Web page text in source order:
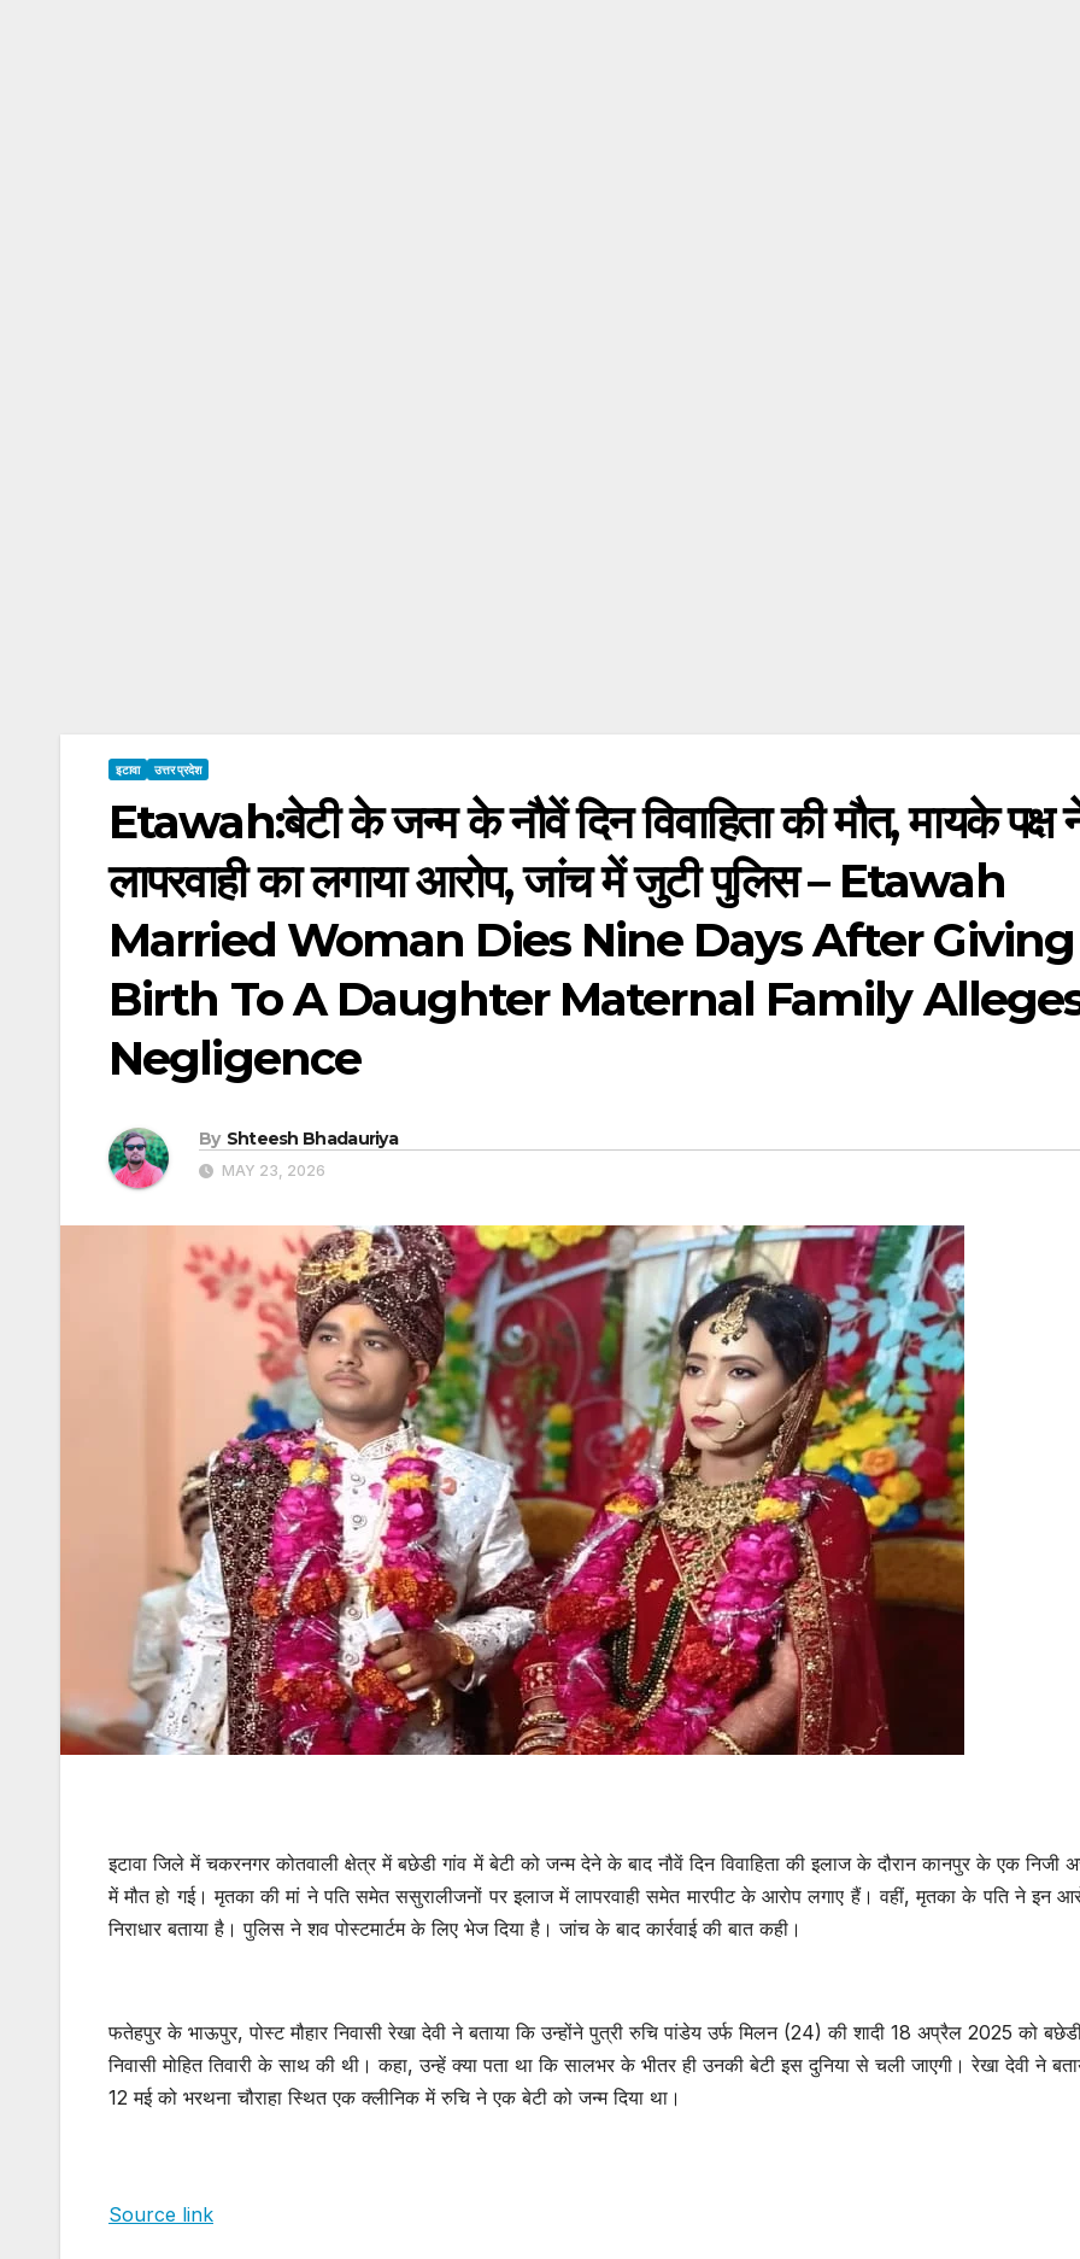
इटावा उत्तर प्रदेश
Etawah:बेटी के जन्म के नौवें दिन विवाहिता की मौत, मायके पक्ष
लापरवाही का लगाया आरोप, जांच में जुटी पुलिस – Etawah
Married Woman Dies Nine Days After Giving
Birth To A Daughter Maternal Family
Negligence
By Shteesh Bhadauriya
MAY 23, 2026
इटावा जिले में चकरनगर कोतवाली क्षेत्र में बछेडी गांव में बेटी को जन्म देने के बाद नौवें दिन विवाहिता की इलाज के दौरान कानपुर के एक निजी
में मौत हो गई। मृतका की मां ने पति समेत ससुरालीजनों पर इलाज में लापरवाही समेत मारपीट के आरोप लगाए हैं। वहीं, मृतका के पति ने इन
निराधार बताया है। पुलिस ने शव पोस्टमार्टम के लिए भेज दिया है। जांच के बाद कार्रवाई की बात कही।
फतेहपुर के भाऊपुर, पोस्ट मौहार निवासी रेखा देवी ने बताया कि उन्होंने पुत्री रुचि पांडेय उर्फ मिलन (24) की शादी 18 अप्रैल 2025 को
निवासी मोहित तिवारी के साथ की थी। कहा, उन्हें क्या पता था कि सालभर के भीतर ही उनकी बेटी इस दुनिया से चली जाएगी। रेखा देवी ने
12 मई को भरथना चौराहा स्थित एक क्लीनिक में रुचि ने एक बेटी को जन्म दिया था।
Source link